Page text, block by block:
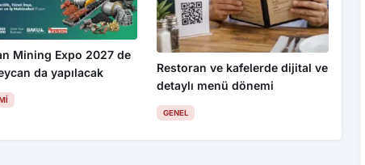
Mining Expo 2027 de
da yapılacak
Restoran ve kafelerde dijital ve
detaylı menü dönemi
GENEL